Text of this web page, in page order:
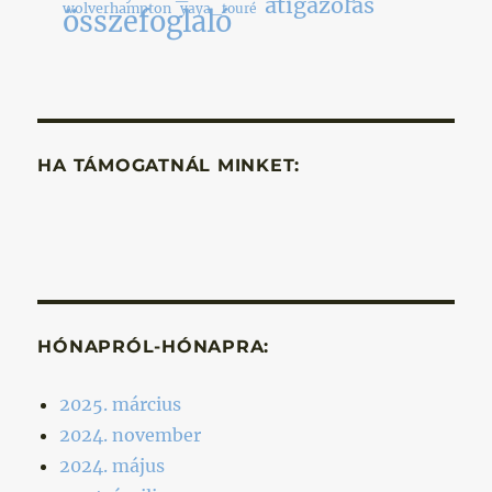
wolverhampton yaya_touré átigazolás
összefoglaló
HA TÁMOGATNÁL MINKET:
HÓNAPRÓL-HÓNAPRA:
2025. március
2024. november
2024. május